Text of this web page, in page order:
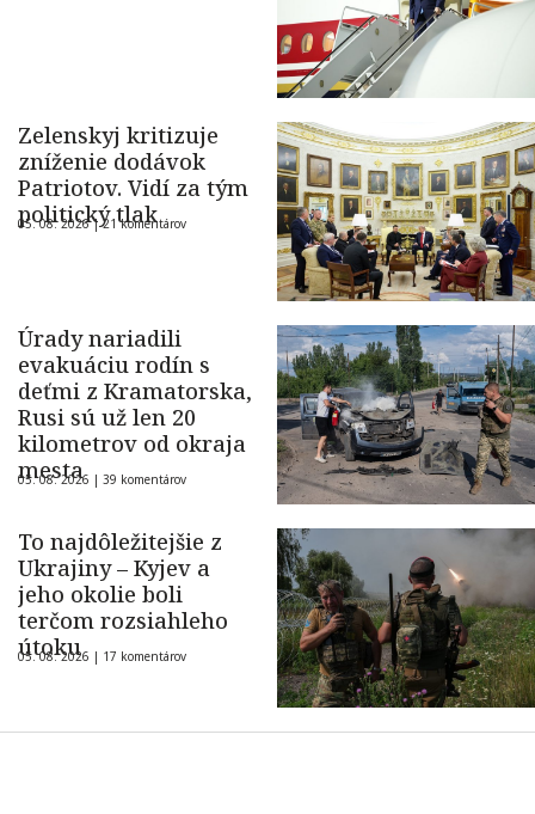
Zelenskyj kritizuje
zníženie dodávok
Patriotov. Vidí za tým
politický tlak
05. 08. 2026 |21 komentárov
Úrady nariadili
evakuáciu rodín s
deťmi z Kramatorska,
Rusi sú už len 20
kilometrov od okraja
mesta
05. 08. 2026 | 39 komentárov
To najdôležitejšie z
Ukrajiny – Kyjev a
jeho okolie boli
terčom rozsiahleho
útoku
05. 08. 2026 | 17 komentárov